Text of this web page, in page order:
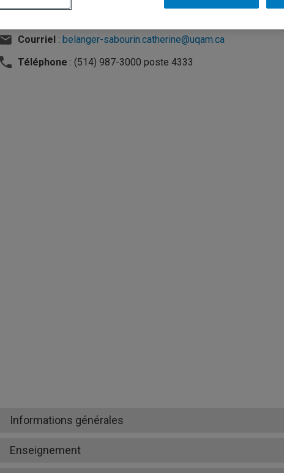
Courriel: belanger-sabourin.catherine@uqam.ca
Téléphone : (514) 987-3000 poste 4333
Informations générales
Enseignement